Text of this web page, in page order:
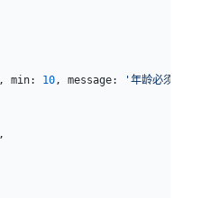
, min: 10 , message:
'年龄必须大
,